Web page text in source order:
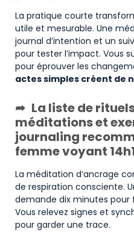
La pratique courte
utile et mesurable. Une
journal d’intention et un
pour tester l’impact. Vous
pour éprouver les
actes simples créent de
La liste de
méditations et
journaling
femme voyant
La méditation d’ancrage
de respiration consciente.
demande dix minutes
Vous relevez signes et
pour garder une trace.